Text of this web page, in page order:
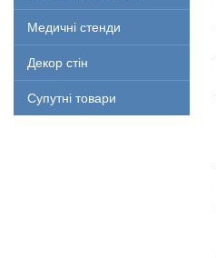
Медичні стенди
Декор стін
Супутні товари